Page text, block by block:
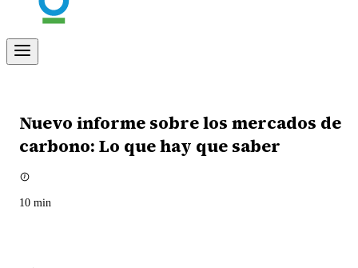
Nuevo informe sobre los mercados de
carbono: Lo que hay que saber
10 min